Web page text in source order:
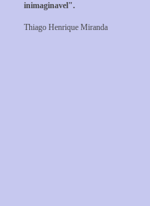
inimaginavel".
Thiago Henrique Miranda